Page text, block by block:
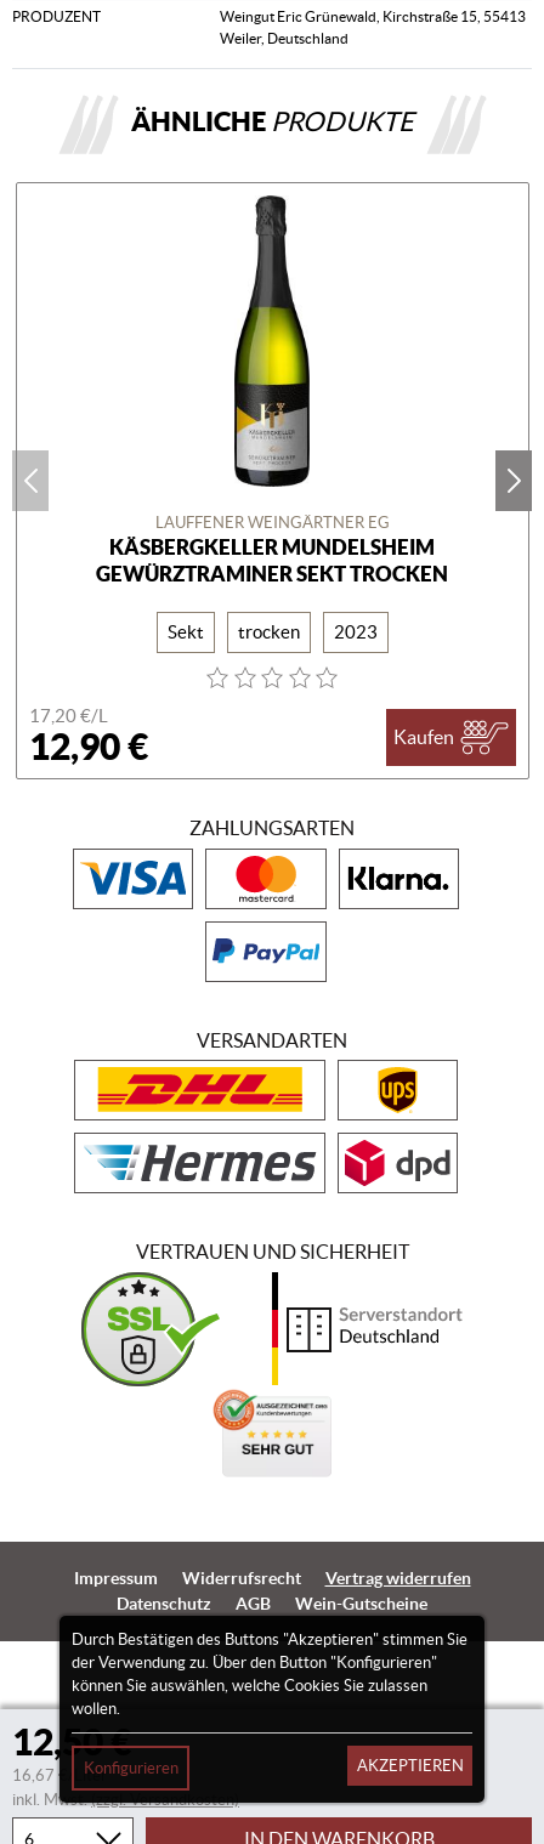
12,50 €
16,67 €/Liter
inkl. Mwst.(zzgl. Versandkosten)
IN DEN WARENKORB
PRODUZENT
Weingut Eric Grünewald, Kirchstraße 15, 55413
Weiler, Deutschland
ÄHNLICHE PRODUKTE
LAUFFENER WEINGÄRTNER EG
KÄSBERGKELLER MUNDELSHEIM
GEWÜRZTRAMINER SEKT TROCKEN
Sekt trocken 2023
17,20 €/L
12,90 € Kaufen
Durch Bestätigen des Buttons "Akzeptieren" stimmen Sie
der Verwendung zu. Über den Button "Konfigurieren"
können Sie auswählen, welche Cookies Sie zulassen
wollen.
Konfigurieren AKZEPTIEREN
ZAHLUNGSARTEN
VERSANDARTEN
VERTRAUEN UND SICHERHEIT
Impressum Widerrufsrecht
Vertrag widerrufen
Datenschutz
AGB Wein-Gutscheine